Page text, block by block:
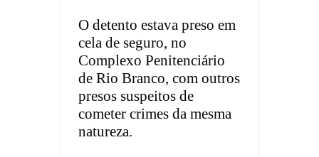
O detento estava preso em
cela de seguro, no
Complexo Penitenciário
de Rio Branco, com outros
presos suspeitos de
cometer crimes da mesma
natureza.